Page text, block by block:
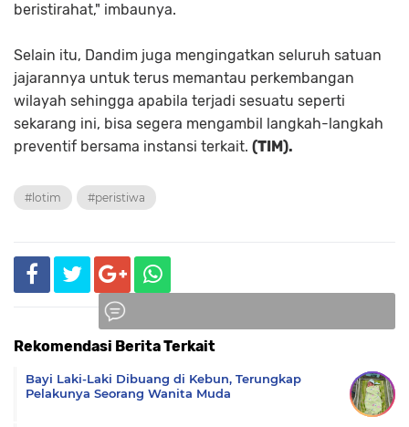
beristirahat," imbaunya.
Selain itu, Dandim juga mengingatkan seluruh satuan
jajarannya untuk terus memantau perkembangan
wilayah sehingga apabila terjadi sesuatu seperti
sekarang ini, bisa segera mengambil langkah-langkah
preventif bersama instansi terkait. (TIM).
#lotim #peristiwa
Rekomendasi Berita Terkait
Bayi Laki-Laki Dibuang di Kebun, Terungkap
Pelakunya Seorang Wanita Muda